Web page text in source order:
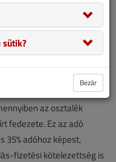
módosítása alapján, a
összege után csak 10%
az osztalék
fedezete. Ez az adó
35% adóhoz képest,
fizetési kötelezettség is
sütik?
Bezár